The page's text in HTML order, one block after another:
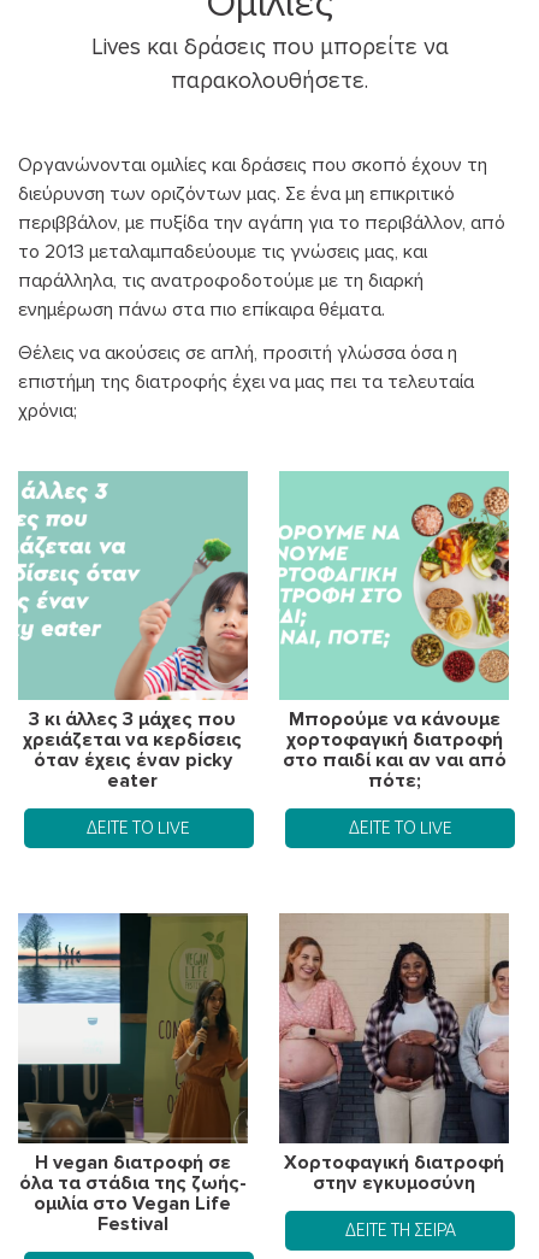
Lives και δράσεις που μπορείτε να
παρακολουθήσετε.
Οργανώνονται ομιλίες και δράσεις που σκοπό έχουν τη
διεύρυνση των οριζόντων μας. Σε ένα μη επικριτικό
περιββάλον, με πυξίδα την αγάπη για το περιβάλλον, από
το 2013 μεταλαμπαδεύουμε τις γνώσεις μας, και
παράλληλα, τις ανατροφοδοτούμε με τη διαρκή
ενημέρωση πάνω στα πιο επίκαιρα θέματα.
Θέλεις να ακούσεις σε απλή, προσιτή γλώσσα όσα η
επιστήμη της διατροφής έχει να μας πει τα τελευταία
χρόνια;
3 κι άλλες 3 μάχες που
χρειάζεται να κερδίσεις
όταν έχεις έναν picky
eater
ΔΕΊΤΕ ΤΟ LIVE
Μπορούμε να κάνουμε
χορτοφαγική διατροφή
στο παιδί και αν ναι από
πότε;
ΔΕΊΤΕ ΤΟ LIVE
Η vegan διατροφή σε
όλα τα στάδια της ζωής-
ομιλία στο Vegan Life
Festival
Χορτοφαγική διατροφή
στην εγκυμοσύνη
ΔΕΊΤΕ ΤΗ ΣΕΙΡΆ